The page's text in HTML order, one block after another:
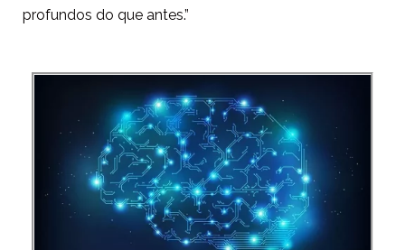
profundos do que antes.”